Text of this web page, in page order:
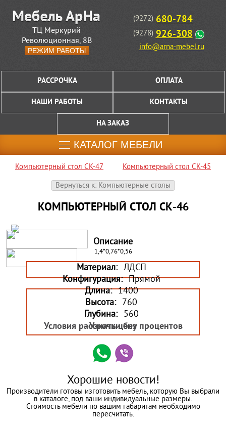
ТЦ Меркурий
Революционная, 8В
РЕЖИМ РАБОТЫ
(9272) 680-784
(9278) 926-308
info@arna-mebel.ru
РАССРОЧКА ОПЛАТА
НАШИ РАБОТЫ КОНТАКТЫ
НА ЗАКАЗ
КАТАЛОГ МЕБЕЛИ
Компьютерный стол СК-47
Компьютерный стол СК-45
Вернуться к: Компьютерные столы
КОМПЬЮТЕРНЫЙ СТОЛ СК-46
Описание
1,4*0,76*0,56
Материал: ЛДСП
Конфигурация: Прямой
Длина: 1400
Высота: 760
Глубина: 560
Узнать цену
Условия рассрочки без процентов
Хорошие новости!
Производители готовы изготовить мебель, которую Вы выбрали
в каталоге, под ваши индивидуальные размеры.
Стоимость мебели по вашим габаритам необходимо
пересчитать.